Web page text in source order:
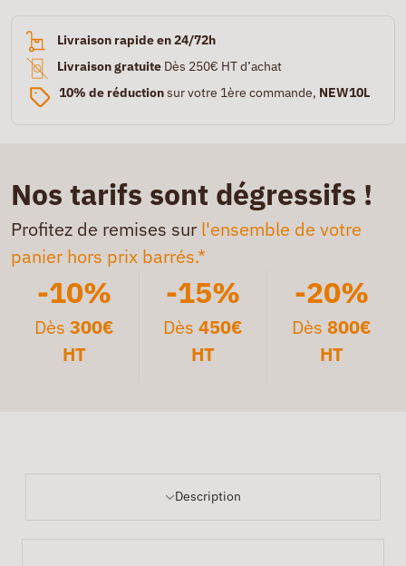
Livraison rapide en 24/72h
Livraison gratuite Dès 250€ HT d’achat
10% de réductionsur votre 1ère commande, NEW10L
Nos tarifs sont dégressifs !
Profitez de remises sur l'ensemble de votre
panier hors prix barrés.*
-10%
Dès300€
HT
-15%
Dès 450€
HT
-20%
Dès 800€
HT
Description